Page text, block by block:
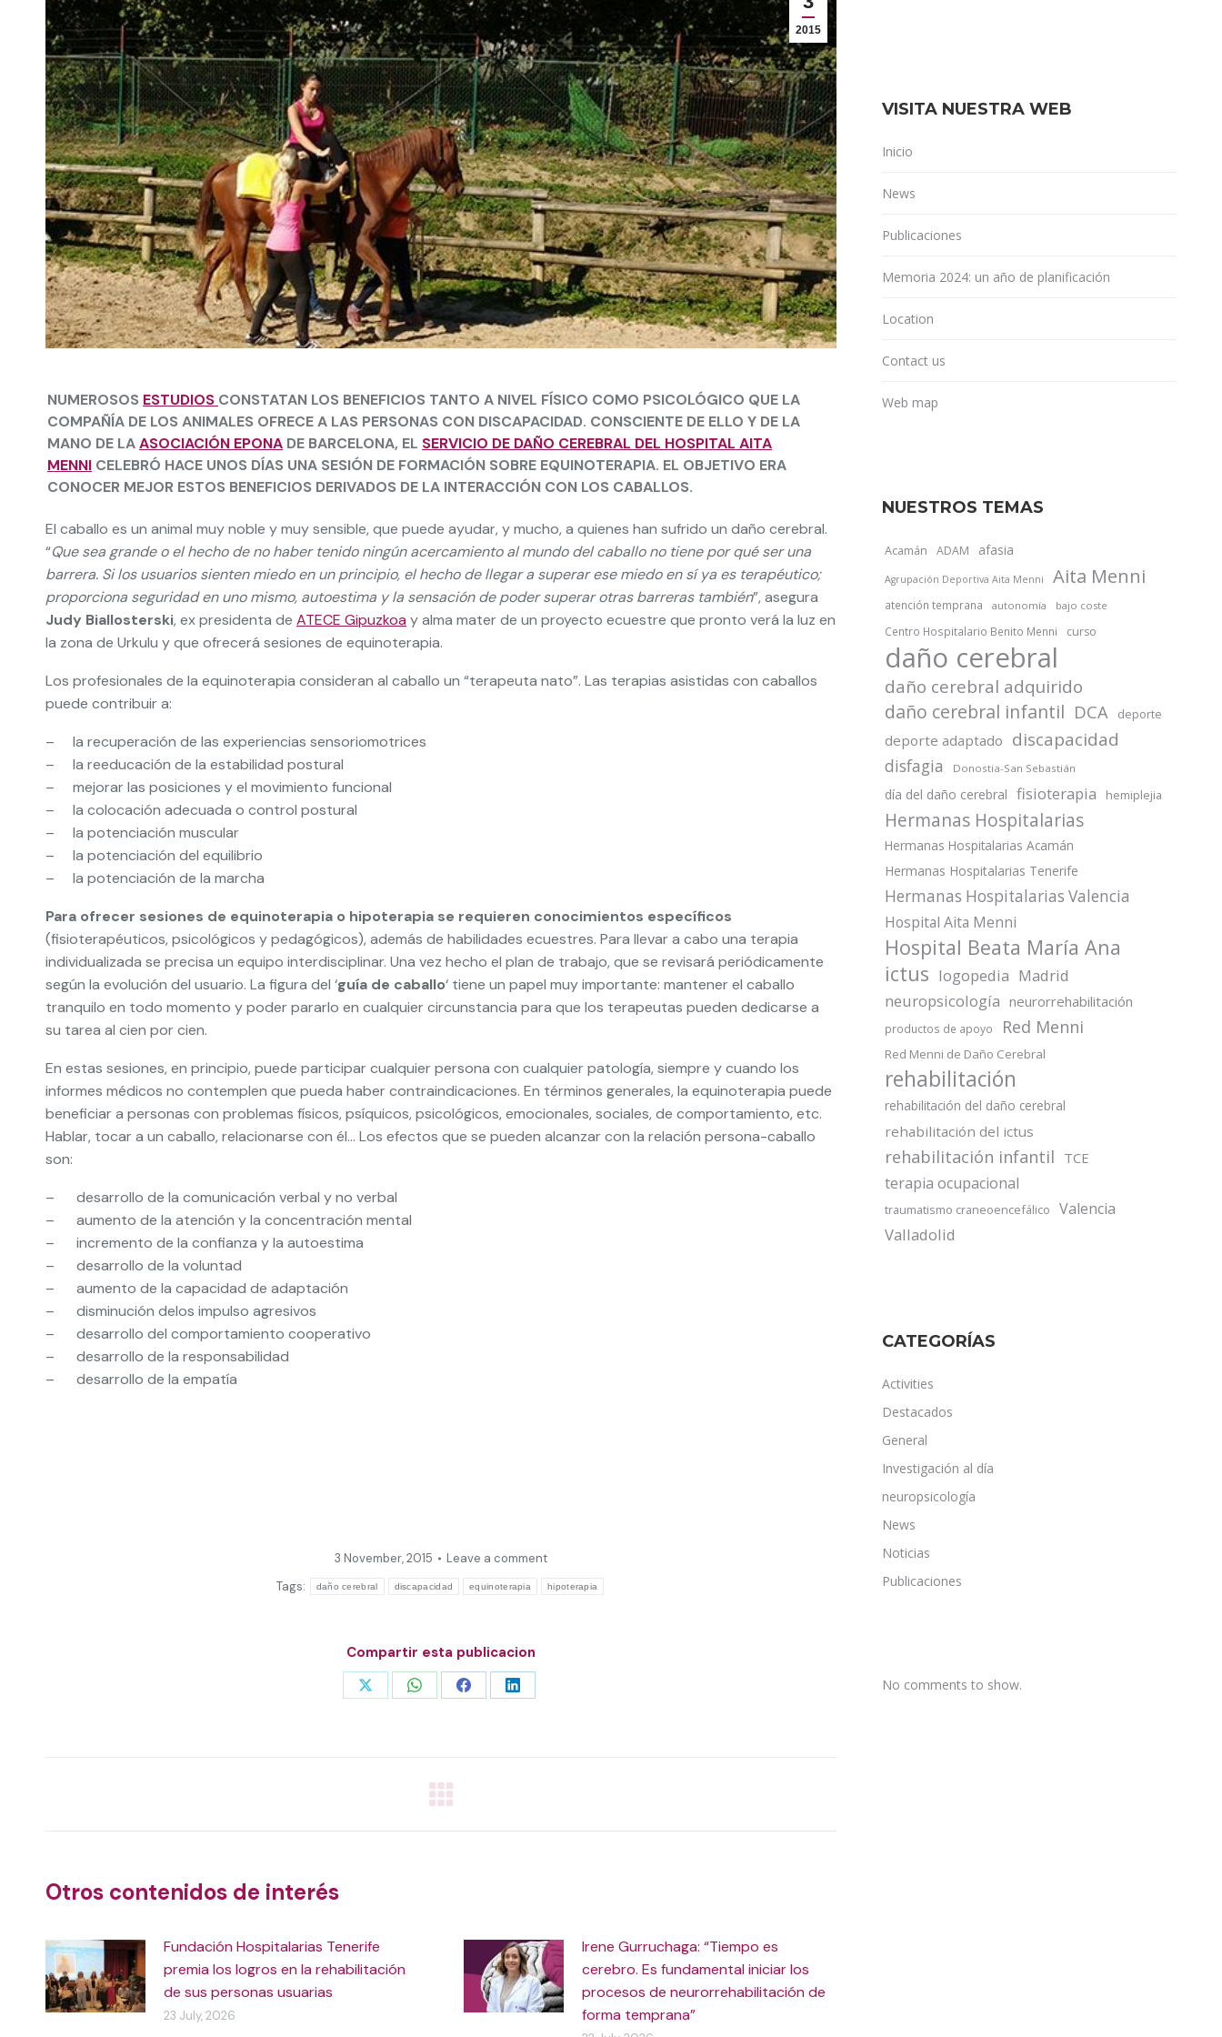
2015
NUMEROSOS ESTUDIOS CONSTATAN LOS BENEFICIOS TANTO A NIVEL FÍSICO COMO PSICOLÓGICO QUE LA
COMPAÑÍA DE LOS ANIMALES OFRECE A LAS PERSONAS CON DISCAPACIDAD. CONSCIENTE DE ELLO Y DE LA
MANO DE LAASOCIACIÓN EPONA DE BARCELONA, EL SERVICIO DE DAÑO CEREBRAL DEL HOSPITAL AITA
MENNI CELEBRÓ HACE UNOS DÍAS UNA SESIÓN DE FORMACIÓN SOBRE EQUINOTERAPIA. EL OBJETIVO ERA
CONOCER MEJOR ESTOS BENEFICIOS DERIVADOS DE LA INTERACCIÓN CON LOS CABALLOS.
El caballo es un animal muy noble y muy sensible, que puede ayudar, y mucho, a quienes han sufrido un daño cerebral.
“Que sea grande o el hecho de no haber tenido ningún acercamiento al mundo del caballo no tiene por qué ser una
barrera. Si los usuarios sienten miedo en un principio, el hecho de llegar a superar ese miedo en sí ya es terapéutico;
proporciona seguridad en uno mismo, autoestima y la sensación de poder superar otras barreras también”, asegura
Judy Biallosterski, ex presidenta de ATECE Gipuzkoa y alma mater de un proyecto ecuestre que pronto verá la luz en
la zona de Urkulu y que ofrecerá sesiones de equinoterapia.
Los profesionales de la equinoterapia consideran al caballo un “terapeuta nato”. Las terapias asistidas con caballos
puede contribuir a:
– la recuperación de las experiencias sensoriomotrices
– la reeducación de la estabilidad postural
– mejorar las posiciones y el movimiento funcional
– la colocación adecuada o control postural
– la potenciación muscular
– la potenciación del equilibrio
– la potenciación de la marcha
Para ofrecer sesiones de equinoterapia o hipoterapia se requieren conocimientos específicos
(fisioterapéuticos, psicológicos y pedagógicos), además de habilidades ecuestres. Para llevar a cabo una terapia
individualizada se precisa un equipo interdisciplinar. Una vez hecho el plan de trabajo, que se revisará periódicamente
según la evolución del usuario. La figura del ‘guía de caballo‘ tiene un papel muy importante: mantener el caballo
tranquilo en todo momento y poder pararlo en cualquier circunstancia para que los terapeutas pueden dedicarse a
su tarea al cien por cien.
En estas sesiones, en principio, puede participar cualquier persona con cualquier patología, siempre y cuando los
informes médicos no contemplen que pueda haber contraindicaciones. En términos generales, la equinoterapia puede
beneficiar a personas con problemas físicos, psíquicos, psicológicos, emocionales, sociales, de comportamiento, etc.
Hablar, tocar a un caballo, relacionarse con él… Los efectos que se pueden alcanzar con la relación persona-caballo
son:
– desarrollo de la comunicación verbal y no verbal
– aumento de la atención y la concentración mental
– incremento de la confianza y la autoestima
– desarrollo de la voluntad
– aumento de la capacidad de adaptación
– disminución delos impulso agresivos
– desarrollo del comportamiento cooperativo
– desarrollo de la responsabilidad
– desarrollo de la empatía
3 November, 2015
Leave a comment
Tags:
daño cerebral discapacidad equinoterapia hipoterapia
Compartir esta publicacion
Share Share Share Share
Otros contenidos de interés
Fundación Hospitalarias Tenerife
premia los logros en la rehabilitación
de sus personas usuarias
23 July, 2026
Irene Gurruchaga: “Tiempo es
cerebro. Es fundamental iniciar los
procesos de neurorrehabilitación de
forma temprana”
VISITA NUESTRA WEB
Inicio
News
Publicaciones
Memoria 2024: un año de planificación
Location
Contact us
Web map
NUESTROS TEMAS
Acamán ADAM afasia
Agrupación Deportiva Aita Menni Aita Menni
atención temprana autonomía bajo coste
Centro Hospitalario Benito Menni curso
daño cerebral
daño cerebral adquirido
daño cerebral infantil DCA deporte
deporte adaptado discapacidad
disfagia Donostia-San Sebastián
día del daño cerebral fisioterapia hemiplejia
Hermanas Hospitalarias
Hermanas Hospitalarias Acamán
Hermanas Hospitalarias Tenerife
Hermanas Hospitalarias Valencia
Hospital Aita Menni
Hospital Beata María Ana
ictus logopedia Madrid
neuropsicología neurorrehabilitación
productos de apoyo Red Menni
Red Menni de Daño Cerebral
rehabilitación
rehabilitación del daño cerebral
rehabilitación del ictus
rehabilitación infantil TCE
terapia ocupacional
traumatismo craneoencefálico Valencia
Valladolid
CATEGORÍAS
Activities
Destacados
General
Investigación al día
neuropsicología
News
Noticias
Publicaciones
No comments to show.